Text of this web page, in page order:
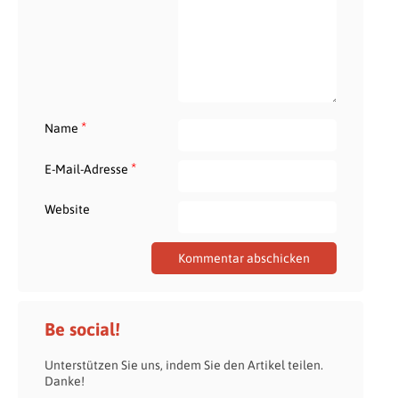
Name *
E-Mail-Adresse *
Website
Be social!
Unterstützen Sie uns, indem Sie den Artikel teilen.
Danke!